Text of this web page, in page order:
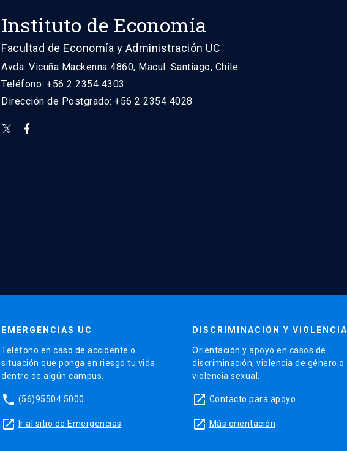
Instituto de Economía
Facultad de Economía y Administración UC
Avda. Vicuña Mackenna 4860, Macul. Santiago, Chile
Teléfono: +56 2 2354 4303
Dirección de Postgrado: +56 2 2354 4028
EMERGENCIAS UC
Teléfono en caso de accidente o
situación que ponga en riesgo tu vida
dentro de algún campus.
phone (56)95504 5000
launch Ir al sitio de Emergencias
DISCRIMINACIÓN Y VIOLENCIA
Orientación y apoyo en casos de
discriminación, violencia de género o
violencia sexual.
launch Contacto para apoyo
launch Más orientación